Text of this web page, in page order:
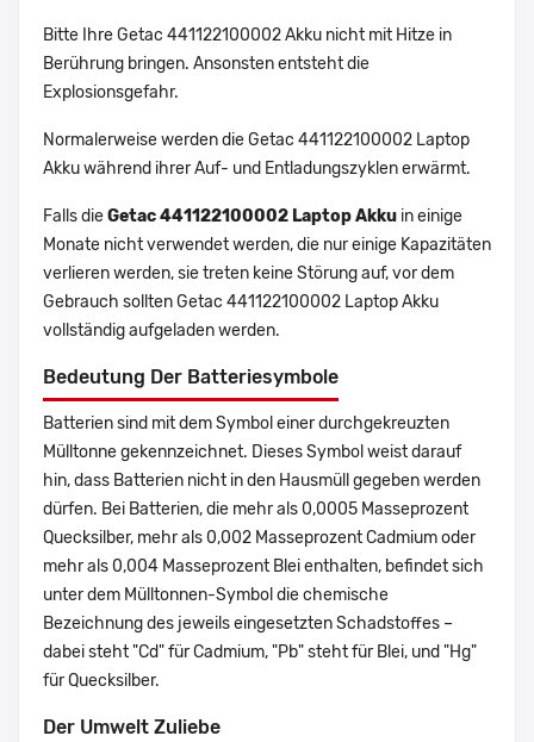
Bitte Ihre Getac 441122100002 Akku nicht mit Hitze in
Berührung bringen. Ansonsten entsteht die
Explosionsgefahr.
Normalerweise werden die Getac 441122100002 Laptop
Akku während ihrer Auf- und Entladungszyklen erwärmt.
Falls dieGetac 441122100002 Laptop Akku in einige
Monate nicht verwendet werden, die nur einige Kapazitäten
verlieren werden, sie treten keine Störung auf, vor dem
Gebrauch sollten Getac 441122100002 Laptop Akku
vollständig aufgeladen werden.
Bedeutung Der Batteriesymbole
Batterien sind mit dem Symbol einer durchgekreuzten
Mülltonne gekennzeichnet. Dieses Symbol weist darauf
hin, dass Batterien nicht in den Hausmüll gegeben werden
dürfen. Bei Batterien, die mehr als 0,0005 Masseprozent
Quecksilber, mehr als 0,002 Masseprozent Cadmium oder
mehr als 0,004 Masseprozent Blei enthalten, befindet sich
unter dem Mülltonnen-Symbol die chemische
Bezeichnung des jeweils eingesetzten Schadstoffes –
dabei steht "Cd" für Cadmium, "Pb" steht für Blei, und "Hg"
für Quecksilber.
Der Umwelt Zuliebe